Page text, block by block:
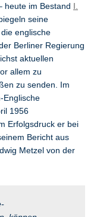
heute im Bestand I.
seine
englische
Berliner Regierung
aktuellen
allem zu
zu senden. Im
Englische
1956
Erfolgsdruck er bei
Bericht aus
Metzel von der